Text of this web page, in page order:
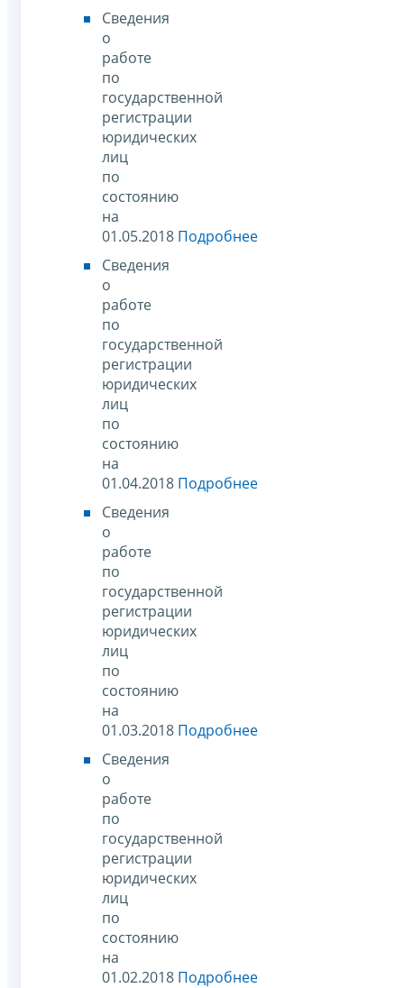
Сведения
о
работе
по
государственной
регистрации
юридических
лиц
по
состоянию
на
01.05.2018 Подробнее
Сведения
о
работе
по
государственной
регистрации
юридических
лиц
по
состоянию
на
01.04.2018 Подробнее
Сведения
о
работе
по
государственной
регистрации
юридических
лиц
по
состоянию
на
01.03.2018 Подробнее
Сведения
о
работе
по
государственной
регистрации
юридических
лиц
по
состоянию
на
01.02.2018 Подробнее